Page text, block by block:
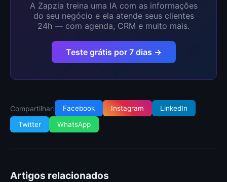
A Zapzia treina uma IA com as informações
do seu negócio e ela atende seus clientes
24h — com agenda, CRM e muito mais.
Teste grátis por 7 dias →
Compartilhar: Facebook Instagram
LinkedIn
Twitter
WhatsApp
Artigos relacionados